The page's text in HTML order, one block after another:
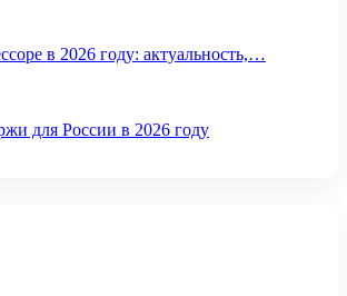
в 2026 году: актуальность,…
для России в 2026 году